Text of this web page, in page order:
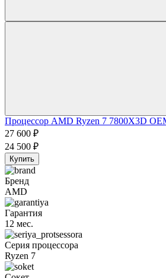
Процессор AMD Ryzen 7 7800X3D
27 600 ₽
24 500 ₽
Купить
Бренд
AMD
Гарантия
12 мес.
Серия процессора
Ryzen 7